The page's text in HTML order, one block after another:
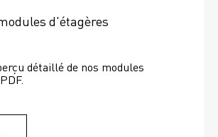
d'étagères
détaillé de nos modules